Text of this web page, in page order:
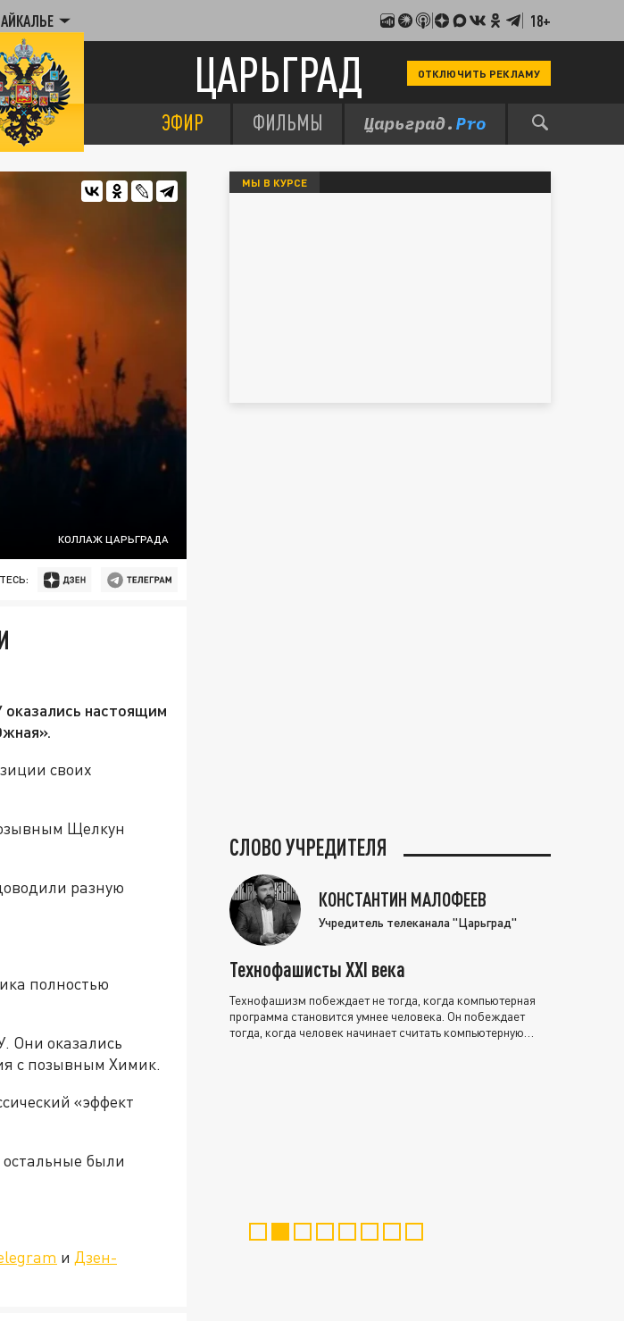
18+
ЦАРЬГРАД ОТКЛЮЧИТЬ РЕКЛАМУ
ЭФИР ФИЛЬМЫ
КОЛЛАЖ ЦАРЬГРАДА
настоящим
своих
Щелкун
разную
полностью
Они оказались
с позывным Химик.
«эффект
были
и Дзен-
МЫ В КУРСЕ
СЛОВО УЧРЕДИТЕЛЯ
КОНСТАНТИН МАЛОФЕЕВ
Учредитель телеканала "Царьград"
Технофашисты XXI века
Технофашизм побеждает не тогда, когда компьютерная
программа становится умнее человека. Он побеждает
тогда, когда человек начинает считать компьютерную